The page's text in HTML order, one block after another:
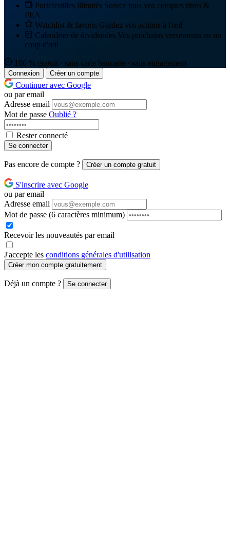
Portefeuilles illimités Suivez tous vos comptes titres &
PEA
Watchlist & favoris Gardez vos actions à l'œil
Calendrier de dividendes Vos prochains versements en un
coup d'œil
100 % gratuit · sans carte bancaire · sans engagement
Connexion Créer un compte
Continuer avec Google
ou par email
Adresse email
Mot de passe Oublié ?
Rester connecté
Se connecter
Pas encore de compte ? Créer un compte gratuit
S'inscrire avec Google
ou par email
Adresse email
Mot de passe (6 caractères minimum)
Recevoir les nouveautés par email
J'accepte les conditions générales d'utilisation
Créer mon compte gratuitement
Déjà un compte ? Se connecter